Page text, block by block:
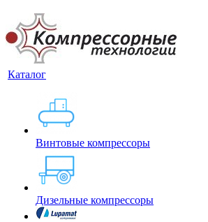
Каталог
Винтовые компрессоры
Дизельные компрессоры